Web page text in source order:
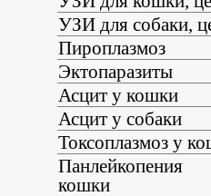
УЗИ для собаки,
Пироплазмоз
Эктопаразиты
Асцит у кошки
Асцит у собаки
Токсоплазмоз у
кошки